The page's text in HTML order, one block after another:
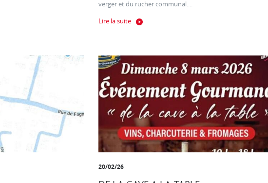
verger et du rucher communal....
Lire la suite
20/02/26